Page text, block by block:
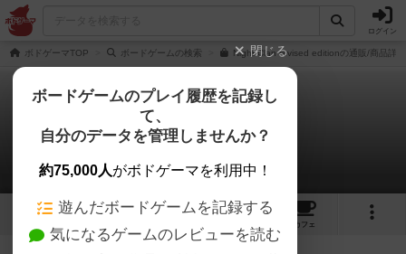
ログイン
ボドゲーマTOP ボードゲームの検索 Night Clan revised editionの通販/商品詳細
ナイトクラン
0件の動画
2 7
カフェ
閉じる
ボードゲームのプレイ履歴を記録し
て、
自分のデータを管理しませんか？
約75,000人がボドゲーマを利用中！
遊んだボードゲームを記録する
気になるゲームのレビューを読む